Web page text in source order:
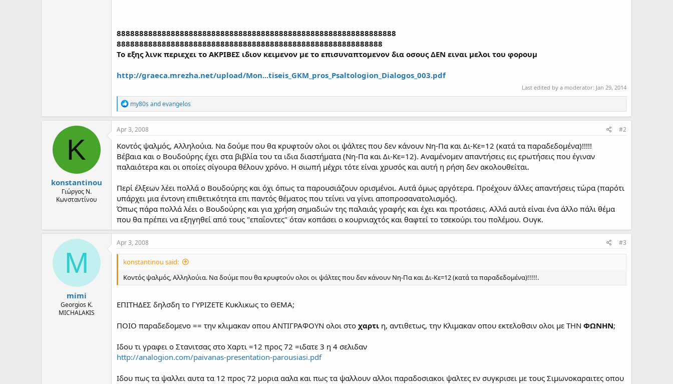
88888888888888888888888888888888888888888888888888888888888888
88888888888888888888888888888888888888888888888888888888888
Το εξης λινκ περιεχει το ΑΚΡΙΒΕΣ ιδιον κειμενον με το επισυναπτομενον δια οσους ΔΕΝ ειναι μελοι του φορουμ
http://graeca.mrezha.net/upload/Mon...tiseis_GKM_pros_Psaltologion_Dialogos_003.pdf
Last edited by a moderator: Jan 29, 2014
R
e
a
c
i
o
n
s
my80s andevangelos
K
konstantinou
Γιώργος Ν.
Κωνσταντίνου
Apr 3, 2008 #2
Κοντός ψαλμός, Αλληλούια. Να δούμε που θα κρυφτούν ολοι οι ψάλτες που δεν κάνουν Νη-Πα και Δι-Κε=12 (κατά τα παραδεδομένα)!!!!!
Βέβαια και ο Βουδούρης έχει στα βιβλία του τα ιδια διαστήματα (Νη-Πα και Δι-Κε=12). Αναμένομεν απαντήσεις εις ερωτήσεις που έγιναν
παλαιότερα και οι οποίες σίγουρα θέλουν χρόνο. Η σιωπή μέχρι τότε είναι χρυσός και αυτή η ρήση δεν ακολουθείται.
Περί έλξεων λέει πολλά ο Βουδούρης και όχι όπως τα παρουσιάζουν ορισμένοι. Αυτά όμως αργότερα. Προέχουν άλλες απαντήσεις τώρα (παρότι
υπάρχει μια έντονη επιθετικότητα επι παντός θέματος που τείνει να γίνει αποπροσανατολισμός).
Όπως πάρα πολλά λέει ο Βουδούρης και για χρήση σημαδιών της παλαιάς γραφής και έχει και προτάσεις. Αλλά αυτά είναι ένα άλλο πάλι θέμα
που θα πρέπει να εξηγηθεί από τους "επαΐοντες" όταν κοπάσει ο κουρνιαχτός και θαφτεί το τσεκούρι του πολέμου. Ουγκ.
M
mimi
Georgios K.
MICHALAKIS
Apr 3, 2008 #3
konstantinou said:
Κοντός ψαλμός, Αλληλούια. Να δούμε που θα κρυφτούν ολοι οι ψάλτες που δεν κάνουν Νη-Πα και Δι-Κε=12 (κατά τα παραδεδομένα)!!!!!.
ΕΠΙΤΗΔΕΣ δηλσδη το ΓΥΡIZETE Κυκλικως το ΘΕΜΑ;
ΠΟΙΟ παραδεδομενο == την κλιμακαν οπου ΑΝΤΙΓΡΑΦΟΥΝ ολοι στο χαρτι η, αντιθετως, την Κλιμακαν οπου εκτελοθσιν ολοι με ΤΗΝ ΦΩΝΗΝ;
Ιδου τι γραφει ο Στανιτσας στο Χαρτι =12 προς 72 =ιδατε 3 η 4 σελιδαν
http://analogion.com/paivanas-presentation-parousiasi.pdf
Ιδου πως τα ψαλλει αυτα τα 12 προς 72 μορια ααλα και πως τα ψαλλουν αλλοι παραδοσιακοι ψαλτες εν συγκρισει με τους Σιμωνοκαραιτες οπου